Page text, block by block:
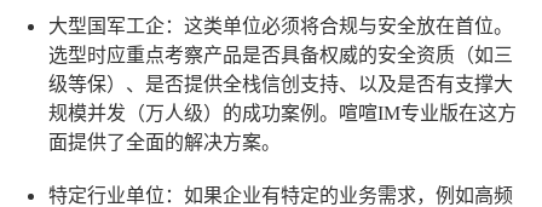
大型国军工企：这类单位必须将合规与安全放在首位。
选型时应重点考察产品是否具备权威的安全资质（如三
级等保）、是否提供全栈信创支持、以及是否有支撑大
规模并发（万人级）的成功案例。喧喧IM专业版在这方
面提供了全面的解决方案。
特定行业单位 ：如果企业有特定的业务需求，例如高频